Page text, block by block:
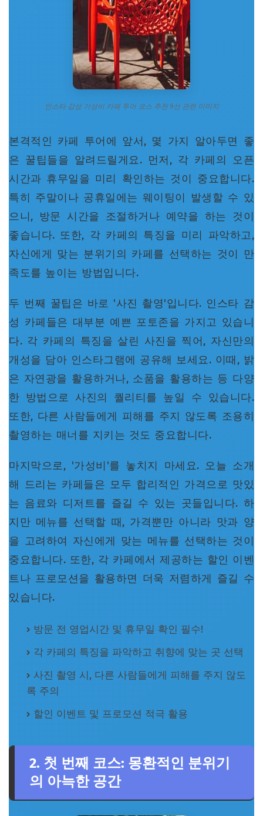
여덟 번째 코스: 디저트 맛집으로 소문난 베이커리 카페
아홉 번째 코스: 이색적인 분위기의 테마 카페
6. 가성비 카페 선택 가이드: 나에게 맞는 카페는?
7. FAQ: 인스타 감성 카페 투어, 궁금증 해결!
인스타 감성 가성비 카페 투어 코스 추천 9선 관련 이미지
본격적인 카페 투어에 앞서, 몇 가지 알아두면 좋
은 꿀팁들을 알려드릴게요. 먼저, 각 카페의 오픈
시간과 휴무일을 미리 확인하는 것이 중요합니다.
특히 주말이나 공휴일에는 웨이팅이 발생할 수 있
으니, 방문 시간을 조절하거나 예약을 하는 것이
좋습니다. 또한, 각 카페의 특징을 미리 파악하고,
자신에게 맞는 분위기의 카페를 선택하는 것이 만
족도를 높이는 방법입니다.
두 번째 꿀팁은 바로 '사진 촬영'입니다. 인스타 감
성 카페들은 대부분 예쁜 포토존을 가지고 있습니
다. 각 카페의 특징을 살린 사진을 찍어, 자신만의
개성을 담아 인스타그램에 공유해 보세요. 이때, 밝
은 자연광을 활용하거나, 소품을 활용하는 등 다양
한 방법으로 사진의 퀄리티를 높일 수 있습니다.
또한, 다른 사람들에게 피해를 주지 않도록 조용히
촬영하는 매너를 지키는 것도 중요합니다.
마지막으로, '가성비'를 놓치지 마세요. 오늘 소개
해 드리는 카페들은 모두 합리적인 가격으로 맛있
는 음료와 디저트를 즐길 수 있는 곳들입니다. 하
지만 메뉴를 선택할 때, 가격뿐만 아니라 맛과 양
을 고려하여 자신에게 맞는 메뉴를 선택하는 것이
중요합니다. 또한, 각 카페에서 제공하는 할인 이벤
트나 프로모션을 활용하면 더욱 저렴하게 즐길 수
있습니다.
방문 전 영업시간 및 휴무일 확인 필수!
각 카페의 특징을 파악하고 취향에 맞는 곳 선택
사진 촬영 시, 다른 사람들에게 피해를 주지 않도
록 주의
할인 이벤트 및 프로모션 적극 활용
2. 첫 번째 코스: 몽환적인 분위기
의 아늑한 공간